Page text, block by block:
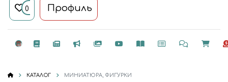
0 Профиль
КАТАЛОГ МИНИАТЮРА, ФИГУРКИ